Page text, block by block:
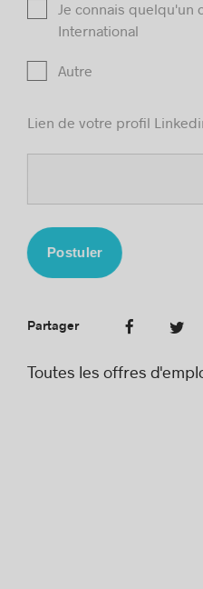
Je connais quelqu'un
International
Autre
Lien de votre profil
Postuler
Partager
Toutes les offres